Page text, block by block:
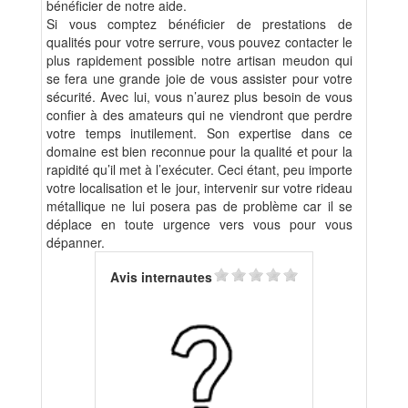
bénéficier de notre aide.
Si vous comptez bénéficier de prestations de
qualités pour votre serrure, vous pouvez contacter le
plus rapidement possible notre artisan meudon qui
se fera une grande joie de vous assister pour votre
sécurité. Avec lui, vous n’aurez plus besoin de vous
confier à des amateurs qui ne viendront que perdre
votre temps inutilement. Son expertise dans ce
domaine est bien reconnue pour la qualité et pour la
rapidité qu’il met à l’exécuter. Ceci étant, peu importe
votre localisation et le jour, intervenir sur votre rideau
métallique ne lui posera pas de problème car il se
déplace en toute urgence vers vous pour vous
dépanner.
Avis internautes